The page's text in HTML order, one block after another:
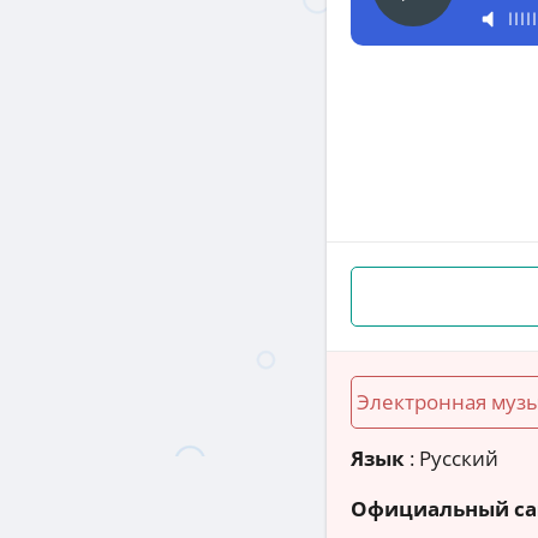
Электронная
Язык : Русский
Официальный